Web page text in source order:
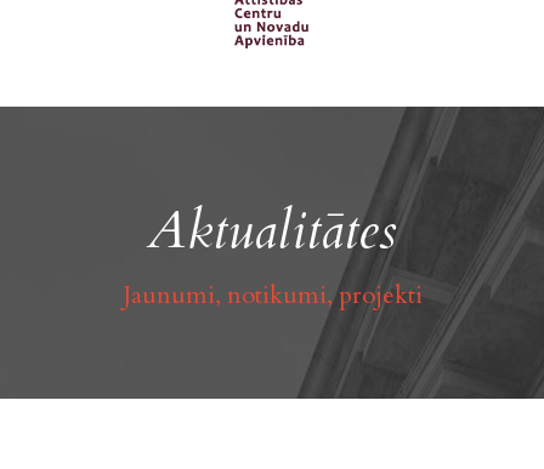
Aktualitātes
Jaunumi, notikumi, projekti